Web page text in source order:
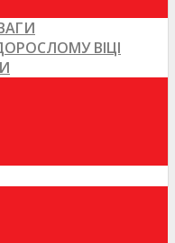
ВІЦІ